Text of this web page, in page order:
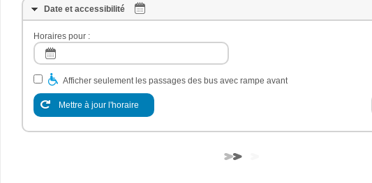
Date et accessibilité
Horaires pour :
Afficher seulement les passages des bus avec rampe avant
Mettre à jour l'horaire